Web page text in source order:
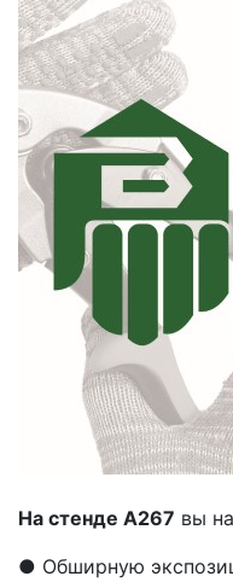
На стенде А267 вы
● Обширную